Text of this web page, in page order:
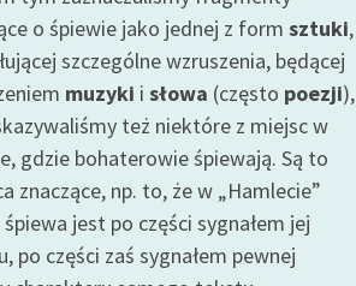
o śpiewie jako jednej z form sztuki,
szczególne wzruszenia, będącej
muzyki i słowa (często poezji),
też niektóre z miejsc w
gdzie bohaterowie śpiewają. Są to
znaczące, np. to, że w „Hamlecie”
jest po części sygnałem jej
po części zaś sygnałem pewnej